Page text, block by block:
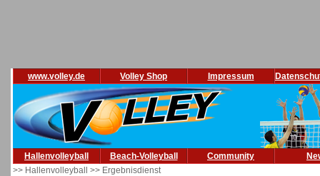
www.volley.de Volley Shop Impressum
Hallenvolleyball Beach-Volleyball Community
>> Hallenvolleyball >> Ergebnisdienst